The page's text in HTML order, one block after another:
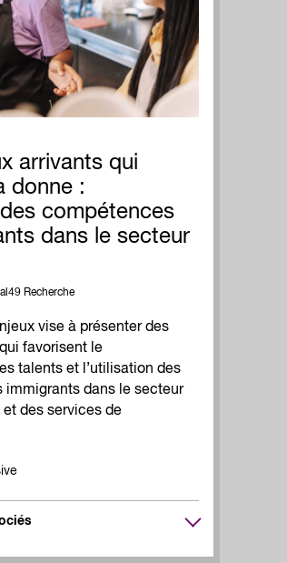
nos six années
du monde du
arrivants qui
donne :
des compétences
dans le secteur
Recherche
vise à présenter des
favorisent le
talents et l’utilisation des
immigrants dans le secteur
et des services de